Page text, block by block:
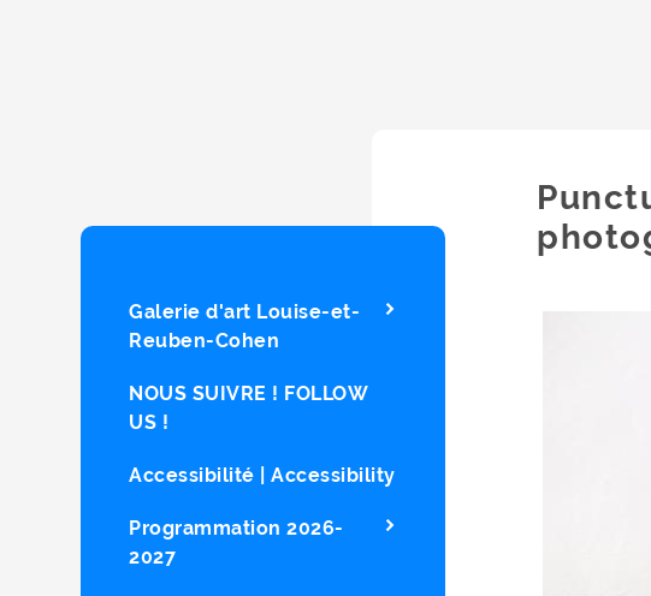
Galerie d'art Louise-et-
Reuben-Cohen
NOUS SUIVRE ! FOLLOW
US !
Accessibilité | Accessibility
Programmation 2026-
2027